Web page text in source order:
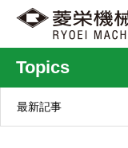
Topics
最新記事